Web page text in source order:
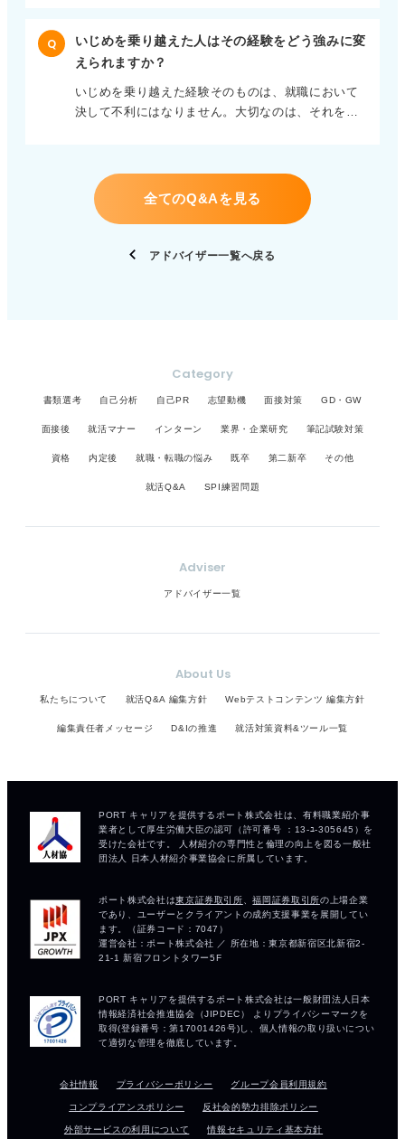
ラン作成においても説得力が乏しくなってしまいま
す。 未経験からのスタートであっても、利用者一人
てください。 現場での豊かな経験こそが、将来的に
どの職種へ進むにしても、揺るぎない専門性の土台
冷静な切り分け、手順を整えて全体の安定に寄与し
た経験など、あなたの行動と思考のプロセスを具体
的に語りましょう。 インフラは目立たない仕事では
なく、社会の仕組みを絶対に止めないという強い責
任感が問われる仕事です。 技術への好奇心と継続的
きる忍耐力と仕組み全体を見る癖となります。 学習
状況を伝える際も、「資格を勉強しています」だけ
では不十分です。 コマンド一つの挙動に面白さを感
ど、自分なりの気づきを添えてください。 技術への
Q
いじめを乗り越えた人はその経験をどう強みに変
えられますか？
いじめを乗り越えた経験そのものは、就職において
決して不利にはなりません。大切なのは、それを感
ん。それよりも、当時の厳しい状況をどう客観的に
とらえ、誰に相談し、自分や環境をどう変えたのか
という行動に焦点をおきましょう。 不条理な環境下
とが可能です。 エピソードに終始せず仕事上のアピ
を力強く語ってください。 注意点として、単に我慢
す。過去の経験を現在の強みへと昇華させ、仕事へ
の貢献可能性をアピールしましょう。
全てのQ&Aを見る
アドバイザー一覧へ戻る
Category
書類選考 自己分析 自己PR 志望動機 面接対策 GD・GW
面接後 就活マナー インターン 業界・企業研究 筆記試験対策
資格 内定後 就職・転職の悩み 既卒 第二新卒 その他
就活Q&A SPI練習問題
Adviser
アドバイザー一覧
About Us
私たちについて 就活Q&A 編集方針 Webテストコンテンツ 編集方針
編集責任者メッセージ D&Iの推進 就活対策資料&ツール一覧
会社情報 プライバシーポリシー グループ会員利用規約
コンプライアンスポリシー 反社会的勢力排除ポリシー
外部サービスの利用について 情報セキュリティ基本方針